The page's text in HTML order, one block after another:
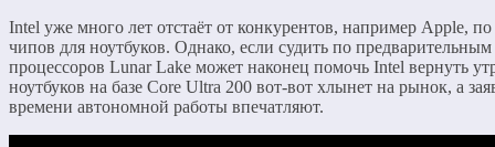
Intel уже много лет отстаёт от конкурентов, например Apple,
чипов для ноутбуков. Однако, если судить по
процессоров Lunar Lake может наконец помочь Intel вернуть
ноутбуков на базе Core Ultra 200 вот-вот хлынет на рынок, а
времени автономной работы впечатляют.